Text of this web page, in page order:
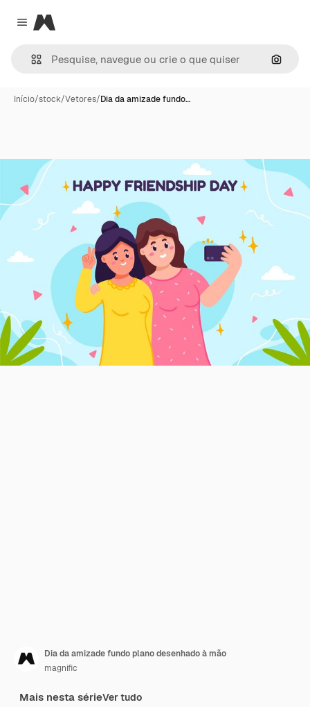
Close menu
Magnific
Início/stock/Vetores/Dia da amizade fundo…
Dia da amizade fundo plano desenhado à mão
magnific
Mais nesta sérieVer tudo